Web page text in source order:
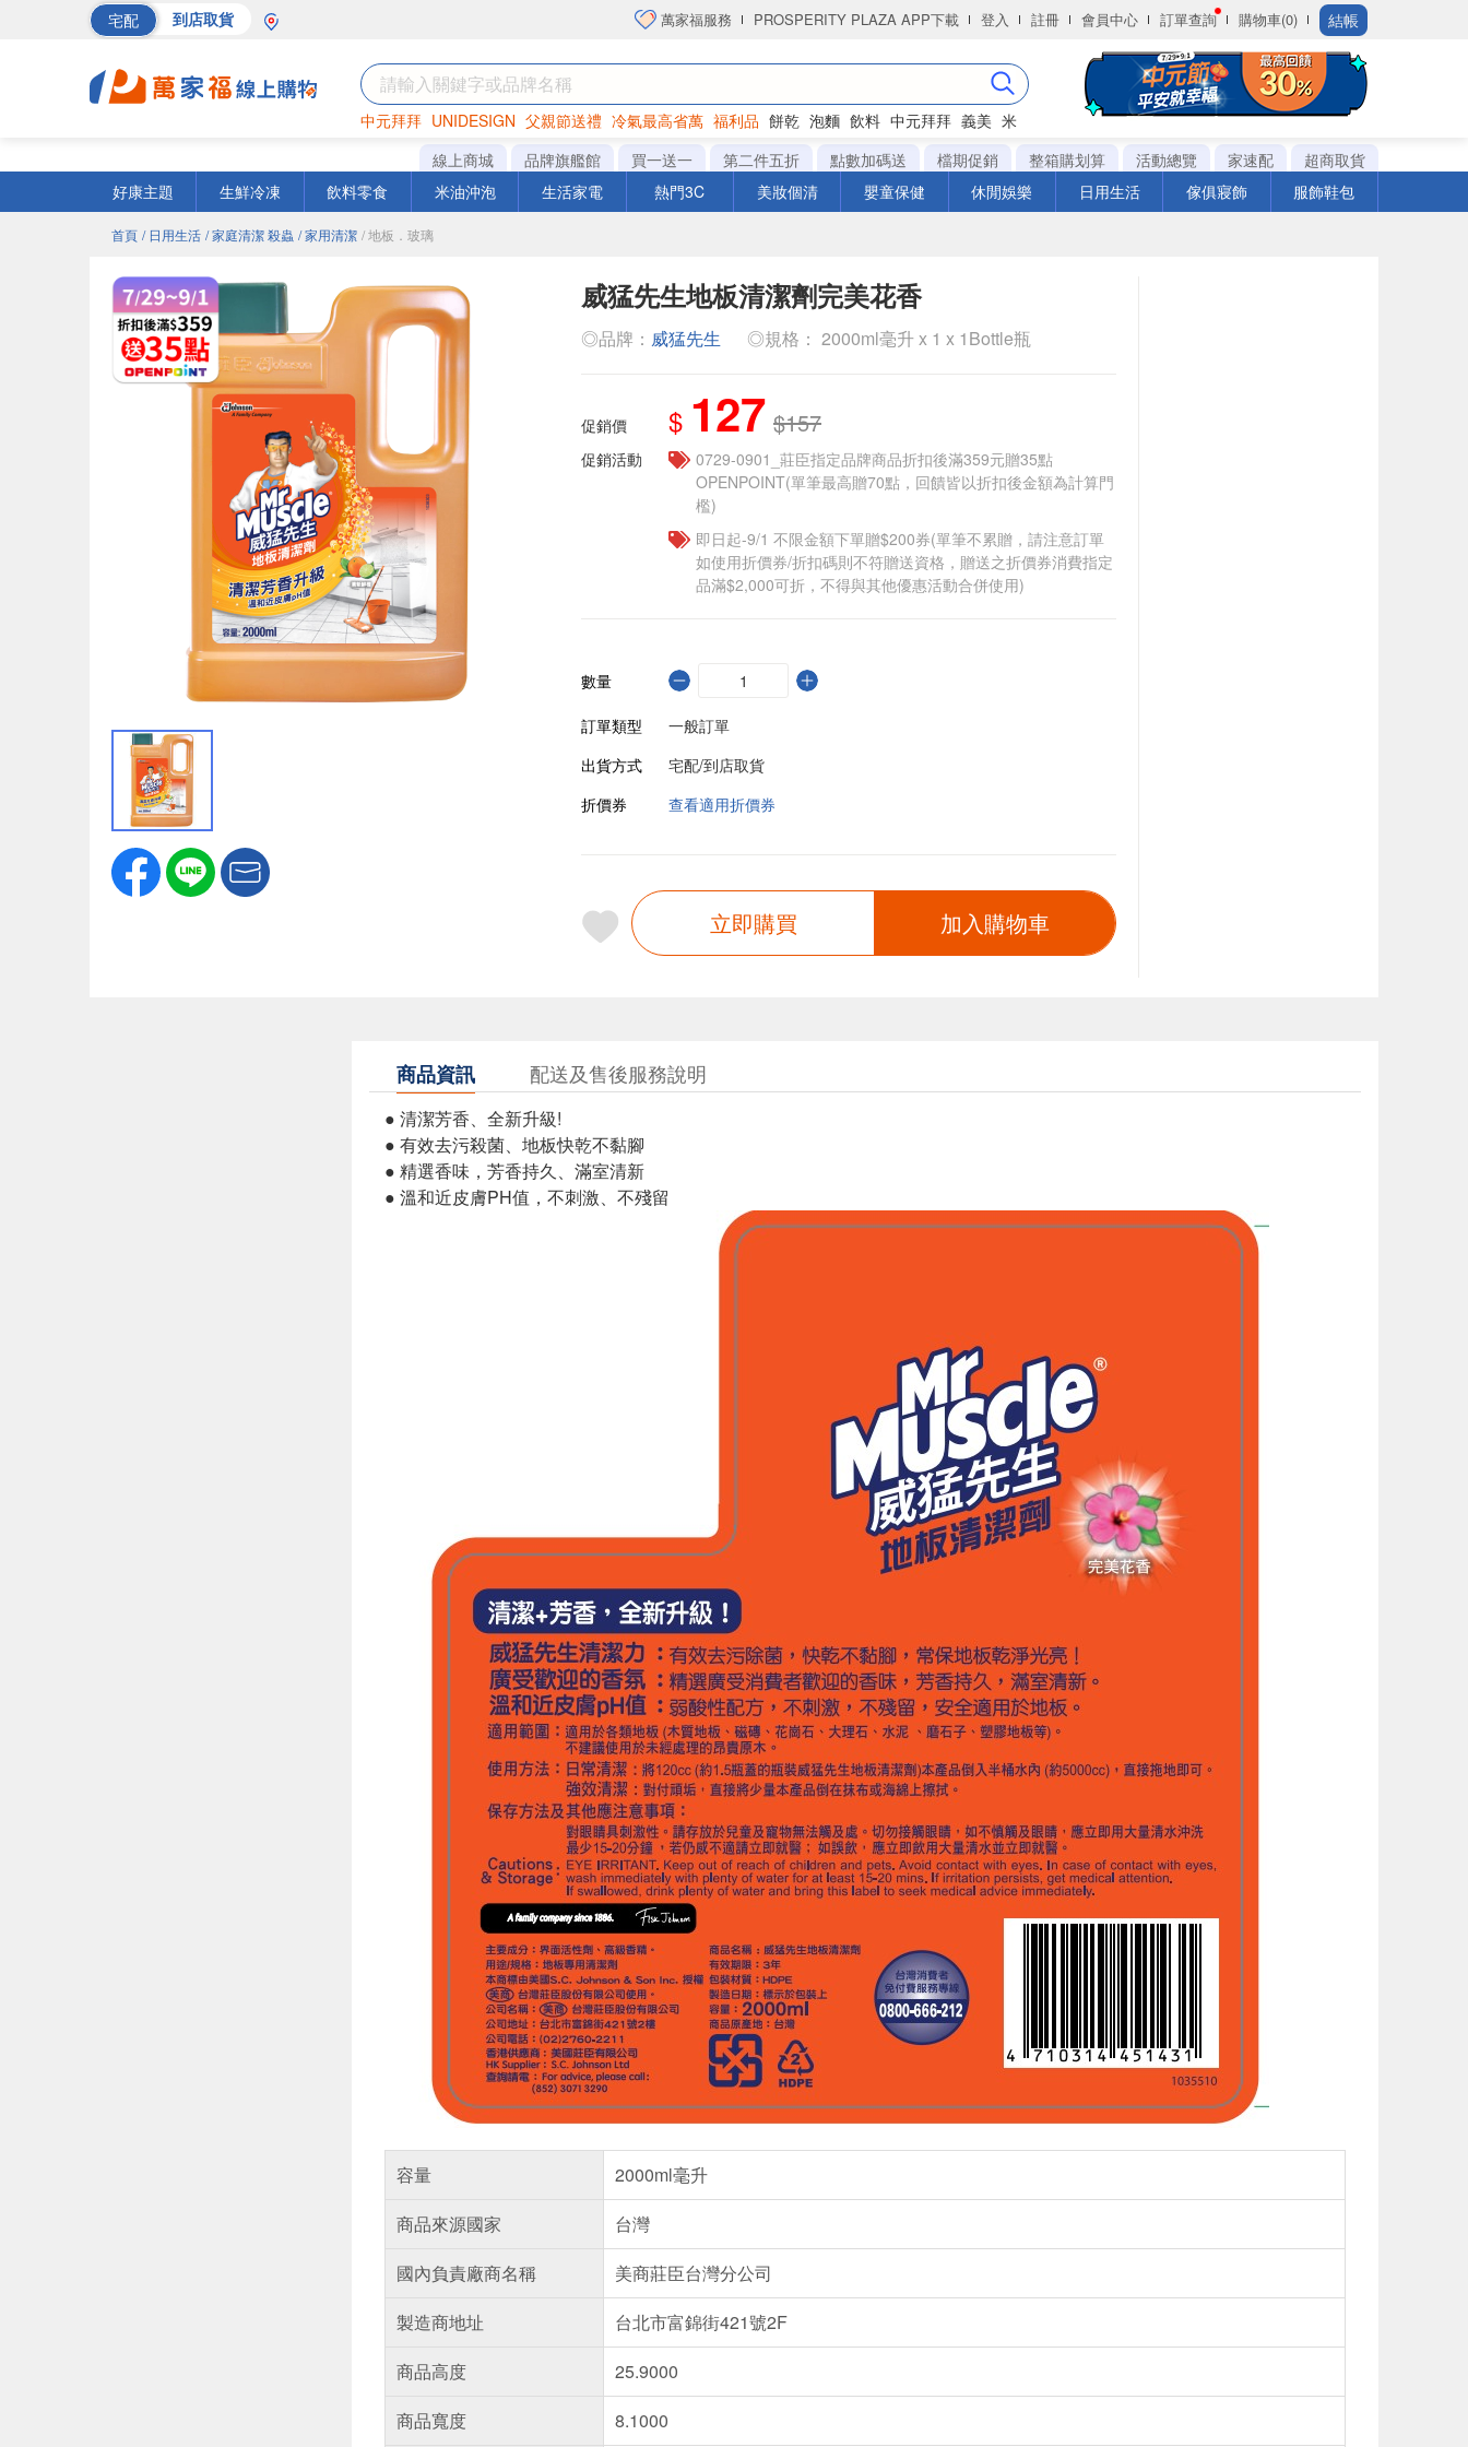
宅配 到店取貨 萬家福服務 PROSPERITY PLAZA APP下載 登入 註冊 會員中心 訂單查詢 購物車(0) 結帳
中元拜拜 UNIDESIGN 父親節送禮 冷氣最高省萬 福利品 餅乾 泡麵 飲料 中元拜拜 義美 米
罐頭 海苔 洋芋片
線上商城 品牌旗艦館 買一送一 第二件五折 點數加碼送 檔期促銷 整箱購划算 活動總覽 家速配
超商取貨
好康主題
生鮮冷凍 飲料零食 米油沖泡 生活家電 熱門3C 美妝個清 嬰童保健 休閒娛樂 日用生活 傢俱寢飾 服飾鞋包
首頁 / 日用生活 / 家庭清潔 殺蟲 / 家用清潔 / 地板．玻璃
威猛先生地板清潔劑完美花香
◎品牌： 威猛先生 ◎規格： 2000ml毫升 x 1 x 1Bottle瓶
促銷價 $ 127 $157
促銷活動
0729-0901_莊臣指定品牌商品折扣後滿359元贈35點
OPENPOINT(單筆最高贈70點，回饋皆以折扣後金額為計算門
檻)
即日起-9/1 不限金額下單贈$200券(單筆不累贈，請注意訂單
如使用折價券/折扣碼則不符贈送資格，贈送之折價券消費指定
品滿$2,000可折，不得與其他優惠活動合併使用)
數量
訂單類型
一般訂單
出貨方式
宅配/到店取貨
折價券
查看適用折價券
立即購買 加入購物車
商品資訊 配送及售後服務說明
● 清潔芳香、全新升級!
● 有效去污殺菌、地板快乾不黏腳
● 精選香味，芳香持久、滿室清新
● 溫和近皮膚PH值，不刺激、不殘留
容量
2000ml毫升
商品來源國家
台灣
國內負責廠商名稱
美商莊臣台灣分公司
製造商地址
台北市富錦街421號2F
商品高度
25.9000
商品寬度
8.1000